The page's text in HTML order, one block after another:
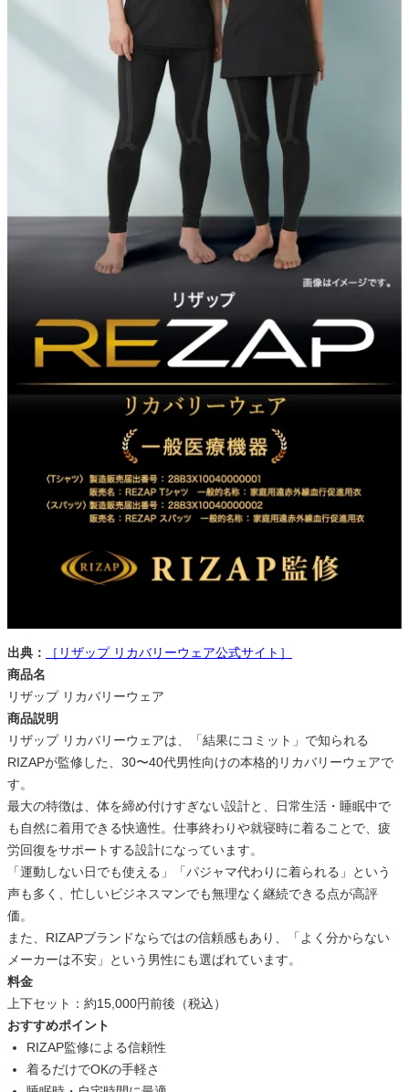
出典：
［リザップ リカバリーウェア公式サイト］
商品名
リザップ リカバリーウェア
商品説明
リザップ リカバリーウェアは、「結果にコミット」で知られる
RIZAPが監修した、30〜40代男性向けの本格的リカバリーウェアで
す。
最大の特徴は、体を締め付けすぎない設計と、日常生活・睡眠中で
も自然に着用できる快適性。仕事終わりや就寝時に着ることで、疲
労回復をサポートする設計になっています。
「運動しない日でも使える」「パジャマ代わりに着られる」という
声も多く、忙しいビジネスマンでも無理なく継続できる点が高評
価。
また、RIZAPブランドならではの信頼感もあり、「よく分からない
メーカーは不安」という男性にも選ばれています。
料金
上下セット：約15,000円前後（税込）
おすすめポイント
RIZAP監修による信頼性
着るだけでOKの手軽さ